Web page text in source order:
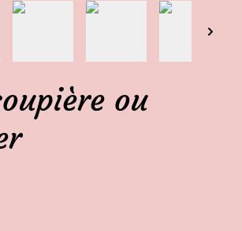
ou